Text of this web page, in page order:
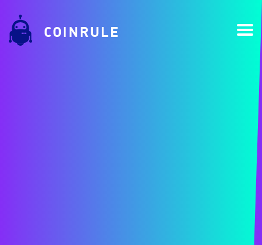
COINRULE